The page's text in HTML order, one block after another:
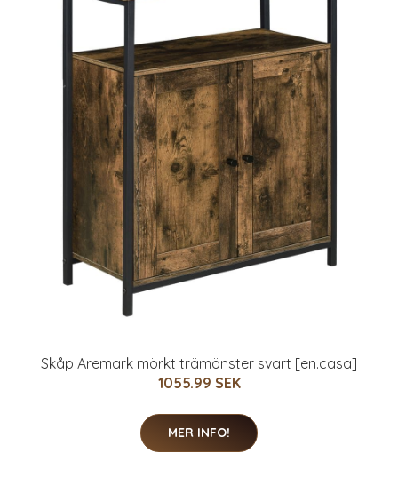
Skåp Aremark mörkt trämönster svart [en.casa]
1055.99 SEK
MER INFO!